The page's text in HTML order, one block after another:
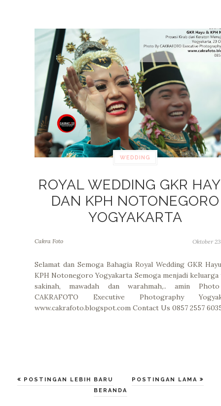
WEDDING
ROYAL WEDDING GKR
DAN KPH NOTONEGORO
YOGYAKARTA
Cakra Foto Oktober
Selamat dan Semoga Bahagia Royal Wedding GKR
KPH Notonegoro Yogyakarta Semoga menjadi keluarga
sakinah, mawadah dan warahmah,.. amin
CAKRAFOTO Executive Photography
www.cakrafoto.blogspot.com Contact Us 0857 2557
POSTINGAN LEBIH BARU
POSTINGAN LAMA
BERANDA